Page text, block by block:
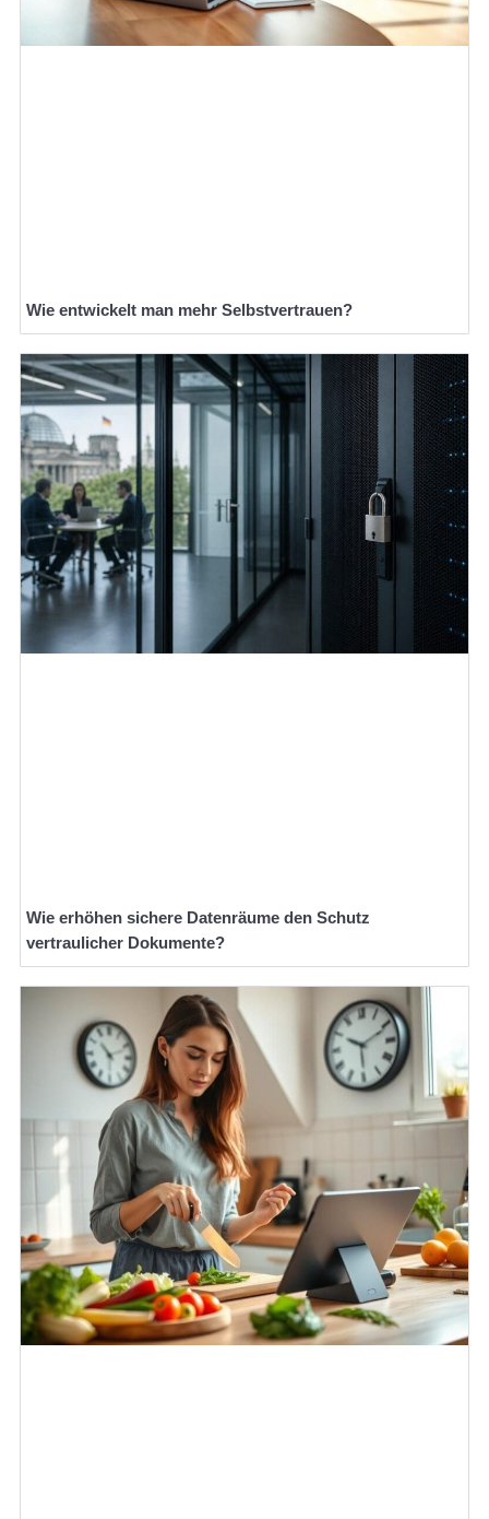
Wie entwickelt man mehr Selbstvertrauen?
Wie erhöhen sichere Datenräume den Schutz
vertraulicher Dokumente?